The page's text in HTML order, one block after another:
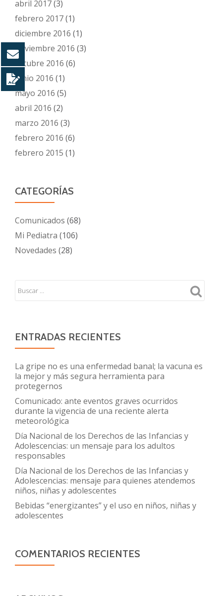
abril 2017(3)
febrero 2017(1)
diciembre 2016 (1)
noviembre 2016 (3)
octubre 2016 (6)
junio 2016 (1)
mayo 2016 (5)
abril 2016 (2)
marzo 2016 (3)
febrero 2016 (6)
febrero 2015 (1)
CATEGORÍAS
Comunicados (68)
Mi Pediatra (106)
Novedades (28)
ENTRADAS RECIENTES
La gripe no es una enfermedad banal; la vacuna es
la mejor y más segura herramienta para
protegernos
Comunicado: ante eventos graves ocurridos
durante la vigencia de una reciente alerta
meteorológica
Día Nacional de los Derechos de las Infancias y
Adolescencias: un mensaje para los adultos
responsables
Día Nacional de los Derechos de las Infancias y
Adolescencias: mensaje para quienes atendemos
niños, niñas y adolescentes
Bebidas “energizantes” y el uso en niños, niñas y
adolescentes
COMENTARIOS RECIENTES